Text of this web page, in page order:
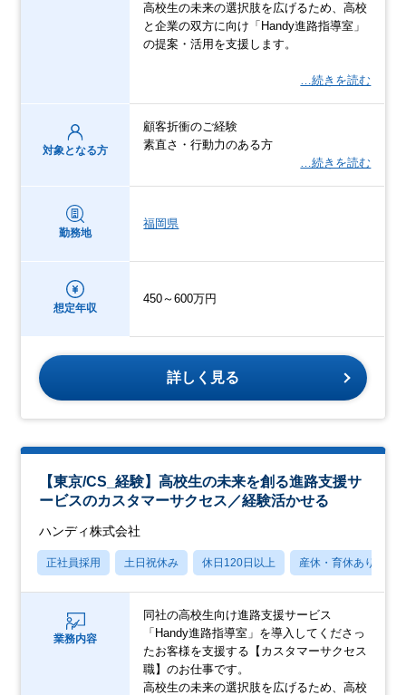
高校生の未来の選択肢を広げるため、高校
と企業の双方に向け「Handy進路指導室」
の提案・活用を支援します。
…続きを読む
対象となる方
顧客折衝のご経験
素直さ・行動力のある方
…続きを読む
勤務地
福岡県
想定年収
450～600万円
詳しく見る
【東京/CS_経験】高校生の未来を創る進路支援サ
ービスのカスタマーサクセス／経験活かせる
ハンディ株式会社
正社員採用 土日祝休み 休日120日以上 産休・育休あり
業務内容
同社の高校生向け進路支援サービス
「Handy進路指導室」を導入してくださっ
たお客様を支援する【カスタマーサクセス
職】のお仕事です。
高校生の未来の選択肢を広げるため、高校